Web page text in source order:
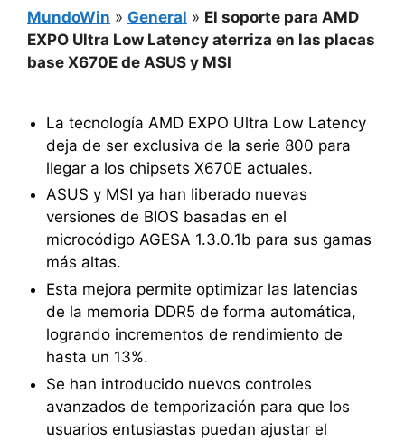
MundoWin » General » El soporte para AMD
EXPO Ultra Low Latency aterriza en las placas
base X670E de ASUS y MSI
La tecnología AMD EXPO Ultra Low Latency
deja de ser exclusiva de la serie 800 para
llegar a los chipsets X670E actuales.
ASUS y MSI ya han liberado nuevas
versiones de BIOS basadas en el
microcódigo AGESA 1.3.0.1b para sus gamas
más altas.
Esta mejora permite optimizar las latencias
de la memoria DDR5 de forma automática,
logrando incrementos de rendimiento de
hasta un 13%.
Se han introducido nuevos controles
avanzados de temporización para que los
usuarios entusiastas puedan ajustar el